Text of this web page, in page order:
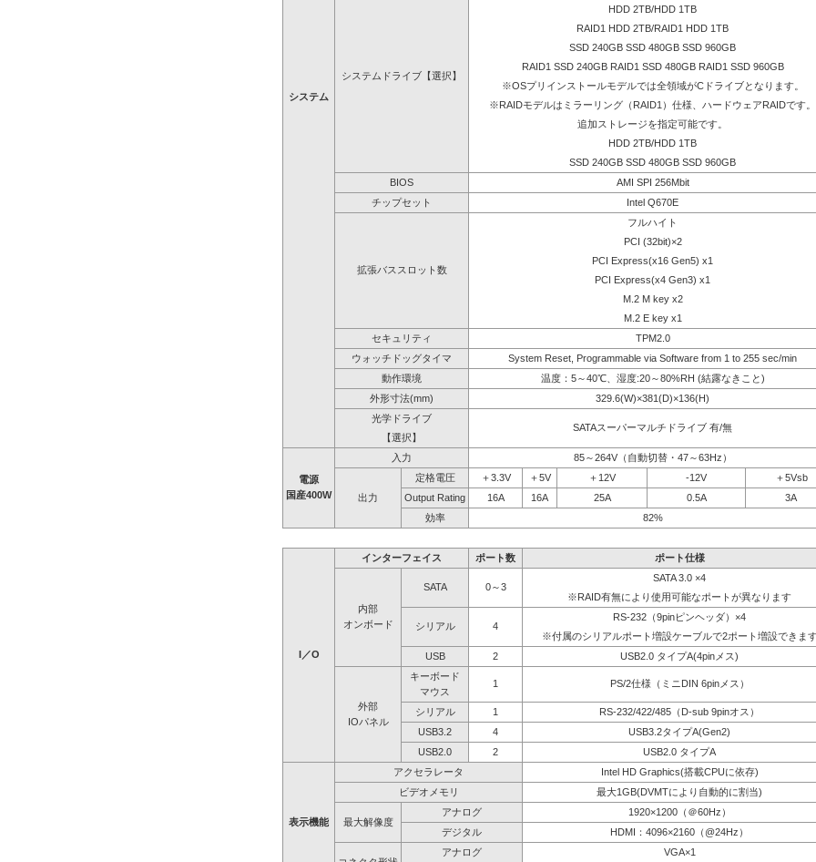
システム
システムドライブ【選択】
HDD 2TB/HDD 1TB
RAID1 HDD 2TB/RAID1 HDD 1TB
SSD 240GB SSD 480GB SSD 960GB
RAID1 SSD 240GB RAID1 SSD 480GB RAID1 SSD 960GB
※OSプリインストールモデルでは全領域がCドライブとなります。
※RAIDモデルはミラーリング（RAID1）仕様、ハードウェアRAIDです。
追加ストレージを指定可能です。
HDD 2TB/HDD 1TB
SSD 240GB SSD 480GB SSD 960GB
BIOS
AMI SPI 256Mbit
チップセット
Intel Q670E
拡張バススロット数
フルハイト
PCI (32bit)×2
PCI Express(x16 Gen5) x1
PCI Express(x4 Gen3) x1
M.2 M key x2
M.2 E key x1
セキュリティ
TPM2.0
ウォッチドッグタイマ
System Reset, Programmable via Software from 1 to 255 sec/min
動作環境
温度：5～40℃、湿度:20～80%RH (結露なきこと)
外形寸法(mm)
329.6(W)×381(D)×136(H)
光学ドライブ
SATAスーパーマルチドライブ 有/無
【選択】
電源
国産400W
入力 85～264V（自動切替・47～63Hz）
出力
定格電圧 ＋3.3V ＋5V ＋12V -12V
＋5Vsb
Output Rating
16A 16A 25A 0.5A
3A
効率
82%
I／O
インターフェイス ポート数 ポート仕様
内部
オンボード
SATA 0～3
SATA 3.0 ×4
※RAID有無により使用可能なポートが異なります
シリアル 4
RS-232（9pinピンヘッダ）×4
※付属のシリアルポート増設ケーブルで2ポート増設できま
USB
2 USB2.0 タイプA(4pinメス)
外部
IOパネル
キーボード
マウス
1 PS/2仕様（ミニDIN 6pinメス）
シリアル 1
RS-232/422/485（D-sub 9pinオス）
USB3.2
4
USB3.2タイプA(Gen2)
USB2.0
2 USB2.0 タイプA
表示機能
アクセラレータ
Intel HD Graphics(搭載CPUに依存)
ビデオメモリ
最大1GB(DVMTにより自動的に割当)
最大解像度
アナログ
1920×1200（＠60Hz）
デジタル
HDMI：4096×2160（@24Hz）
アナログ VGA×1